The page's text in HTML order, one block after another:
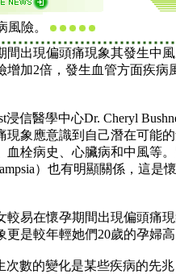
險。
間出現偏頭痛現象其發生中
增加2倍，發生血管方面疾病
浸信醫學中心Dr. Cheryl
象應意識到自己潛在可能的
栓病史、心臟病和中風等
）也有明顯關係，這是
易在懷孕期間出現偏頭痛
是較年輕她們20歲的孕婦高
次數的變化是某些疾病的先